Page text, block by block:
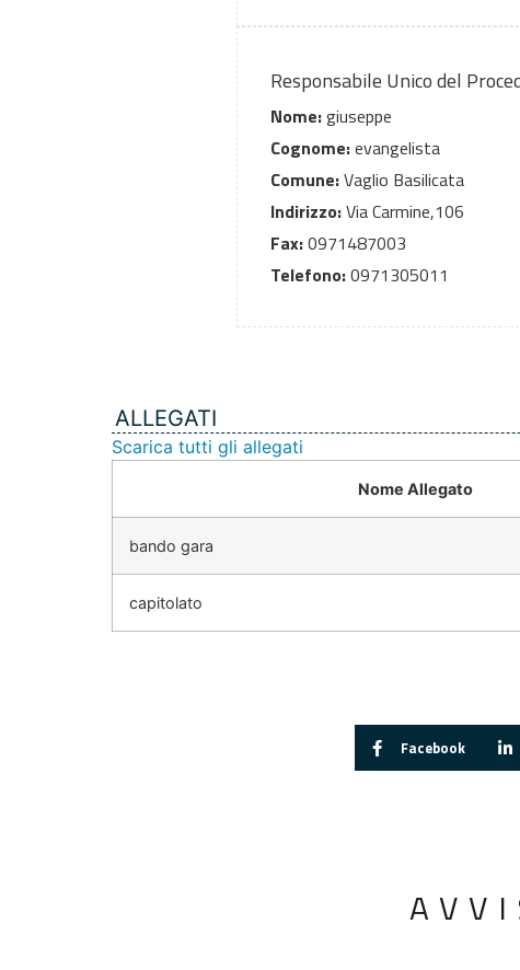
Responsabile Unico del
Nome:giuseppe
Cognome:evangelista
Comune:Vaglio Basilicata
Indirizzo:Via Carmine,106
Fax:0971487003
Telefono:0971305011
ALLEGATI
Scarica tutti gli allegati
Nome Allegato
bando gara
capitolato
Facebook